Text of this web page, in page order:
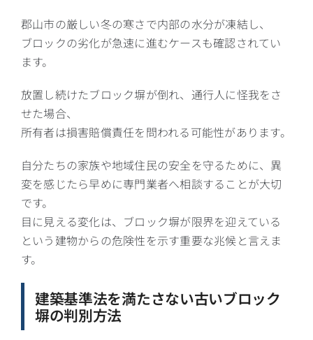
郡山市の厳しい冬の寒さで内部の水分が凍結し、
ブロックの劣化が急速に進むケースも確認されてい
ます。
放置し続けたブロック塀が倒れ、通行人に怪我をさ
せた場合、
所有者は損害賠償責任を問われる可能性があります。
自分たちの家族や地域住民の安全を守るために、異
変を感じたら早めに専門業者へ相談することが大切
です。
目に見える変化は、ブロック塀が限界を迎えている
という建物からの危険性を示す重要な兆候と言えま
す。
建築基準法を満たさない古いブロック
塀の判別方法